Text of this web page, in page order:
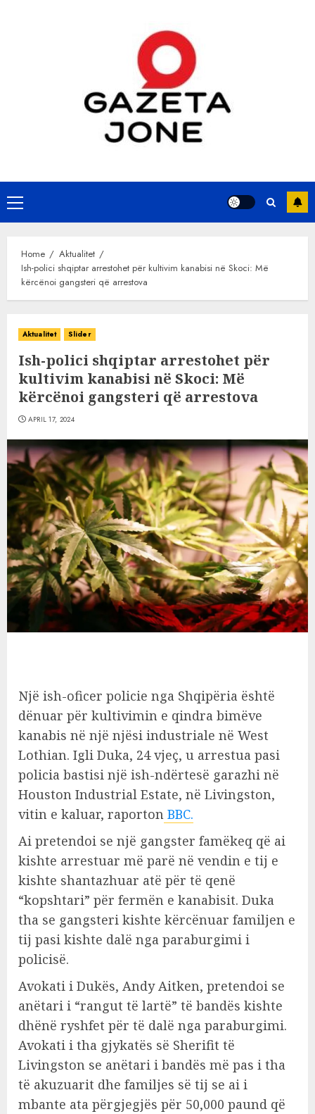
Primary
Menu
Home
Aktualitet
Ish-polici shqiptar arrestohet për kultivim kanabisi në Skoci: Më
kërcënoi gangsteri që arrestova
Aktualitet Slider
Ish-polici shqiptar arrestohet për
kultivim kanabisi në Skoci: Më
kërcënoi gangsteri që arrestova
APRIL 17, 2024
Një ish-oficer policie nga Shqipëria është
dënuar për kultivimin e qindra bimëve
kanabis në një njësi industriale në West
Lothian. Igli Duka, 24 vjeç, u arrestua pasi
policia bastisi një ish-ndërtesë garazhi në
Houston Industrial Estate, në Livingston,
vitin e kaluar, raporton BBC.
Ai pretendoi se një gangster famëkeq që ai
kishte arrestuar më parë në vendin e tij e
kishte shantazhuar atë për të qenë
“kopshtari” për fermën e kanabisit. Duka
tha se gangsteri kishte kërcënuar familjen e
tij pasi kishte dalë nga paraburgimi i
policisë.
Avokati i Dukës, Andy Aitken, pretendoi se
anëtari i “rangut të lartë” të bandës kishte
dhënë ryshfet për të dalë nga paraburgimi.
Avokati i tha gjykatës së Sherifit të
Livingston se anëtari i bandës më pas i tha
të akuzuarit dhe familjes së tij se ai i
mbante ata përgjegjës për 50,000 paund që